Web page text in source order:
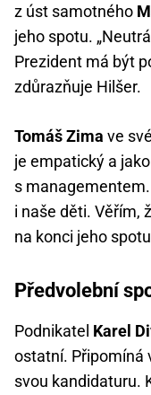
z úst samotného
jeho spotu.
Prezident má být
zdůrazňuje Hilšer.
Tomáš Zima ve
je empatický a
s
i naše děti. Věřím,
na konci jeho
Předvolební
Podnikatel Karel
ostatní. Připomíná
svou kandidaturu.